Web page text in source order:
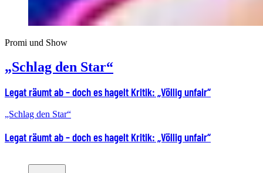
Promi und Show
„Schlag den Star“
Legat räumt ab – doch es hagelt Kritik: „Völlig unfair“
„Schlag den Star“
Legat räumt ab – doch es hagelt Kritik: „Völlig unfair“